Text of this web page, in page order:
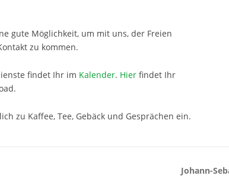
gute Möglichkeit, um mit uns, der Freien
zu kommen.
findet Ihr im Kalender. Hier findet Ihr
zu Kaffee, Tee, Gebäck und Gesprächen ein.
Johann-